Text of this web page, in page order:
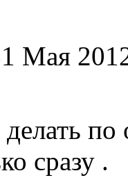
Мая
сразу .